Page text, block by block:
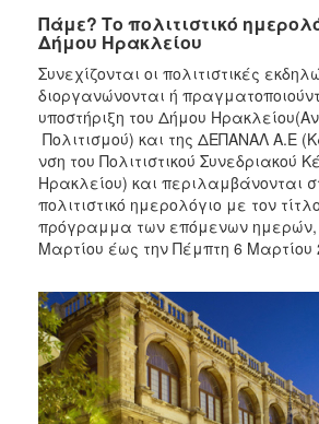
2022
2021
2020
2019
2018
2017
2016
2013
2012
2011
2010
Πάμε? Το πολιτιστικό
Δήμου Ηρακλείου
Συνεχίζονται οι πολιτιστικές
διοργανώνονται ή
υποστήριξη του Δήμου
Πολιτισμού) και της ΔΕΠΑΝΑΛ Α.Ε
νση του Πολιτιστικού Συνεδριακού
Ηρακλείου) και περιλαμβάνονται
πολιτιστικό ημερολόγιο με τον
πρόγραμμα των επόμενων ημερών,
Μαρτίου έως την Πέμπτη 6 Μαρτίου